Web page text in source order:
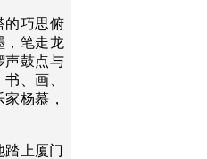
的巧思俯
，笔走龙
声鼓点与
、画、
杨慕，
踏上厦门